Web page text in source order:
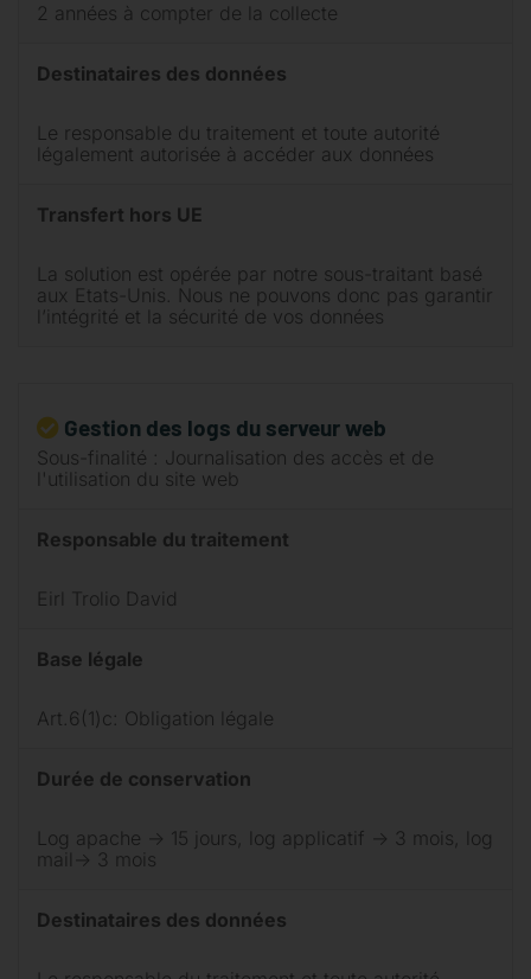
2 années à compter de la collecte
Destinataires des données
Le responsable du traitement et toute autorité
légalement autorisée à accéder aux données
Transfert hors UE
La solution est opérée par notre sous-traitant basé
aux Etats-Unis. Nous ne pouvons donc pas garantir
l’intégrité et la sécurité de vos données
Gestion des logs du serveur web
Sous-finalité : Journalisation des accès et de
l'utilisation du site web
Responsable du traitement
Eirl Trolio David
Base légale
Art.6(1)c: Obligation légale
Durée de conservation
Log apache -> 15 jours, log applicatif -> 3 mois, log
mail-> 3 mois
Destinataires des données